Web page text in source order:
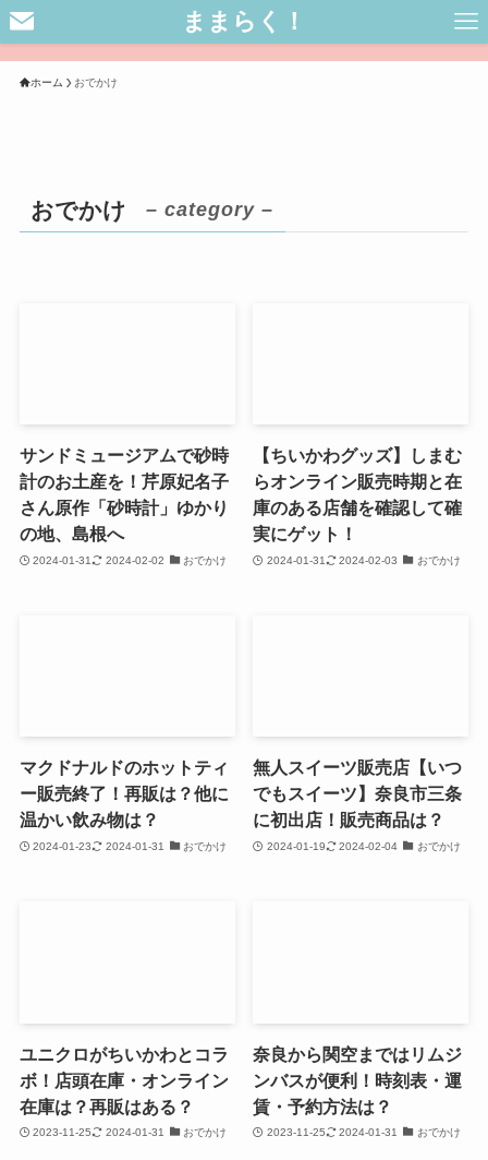
ままらく！
ホーム おでかけ
おでかけ – category –
サンドミュージアムで砂時
計のお土産を！芹原妃名子
さん原作「砂時計」ゆかり
の地、島根へ
2024-01-31 2024-02-02 おでかけ
【ちいかわグッズ】しまむ
らオンライン販売時期と在
庫のある店舗を確認して確
実にゲット！
2024-01-31 2024-02-03 おでかけ
マクドナルドのホットティ
ー販売終了！再販は？他に
温かい飲み物は？
2024-01-23 2024-01-31 おでかけ
無人スイーツ販売店【いつ
でもスイーツ】奈良市三条
に初出店！販売商品は？
2024-01-19 2024-02-04 おでかけ
ユニクロがちいかわとコラ
ボ！店頭在庫・オンライン
在庫は？再販はある？
2023-11-25 2024-01-31 おでかけ
奈良から関空まではリムジ
ンバスが便利！時刻表・運
賃・予約方法は？
2023-11-25 2024-01-31 おでかけ